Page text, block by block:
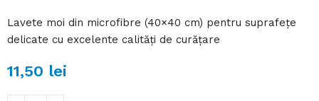
Lavete moi din microfibre (40×40 cm) pentru suprafețe
delicate cu excelente calități de curățare
11,50 lei